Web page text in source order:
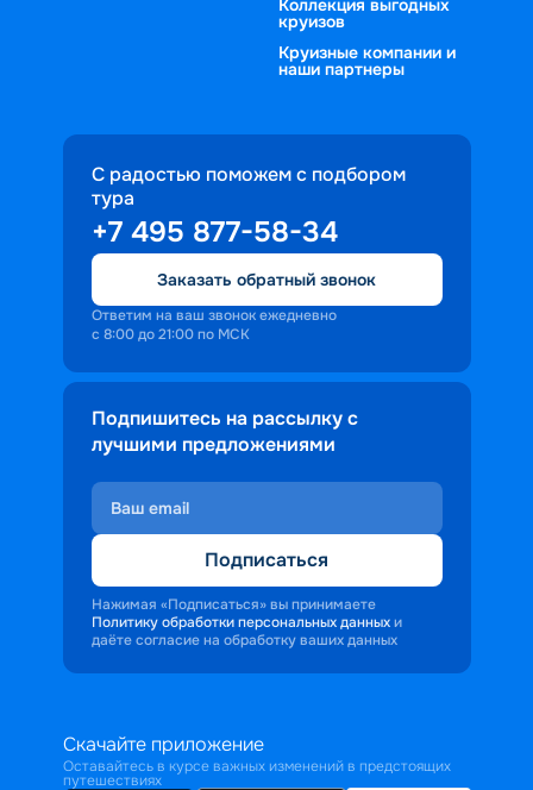
круизов
Круизные компании и
наши партнеры
С радостью поможем с подбором
тура
+7 495 877-58-34
Заказать обратный звонок
Ответим на ваш звонок ежедневно
с 8:00 до 21:00 по МСК
Подпишитесь на рассылку с
лучшими предложениями
Подписаться
Нажимая «Подписаться» вы принимаете
Политику обработки персональных данных и
даёте согласие на обработку ваших данных
Скачайте приложение
Оставайтесь в курсе важных изменений в предстоящих
путешествиях